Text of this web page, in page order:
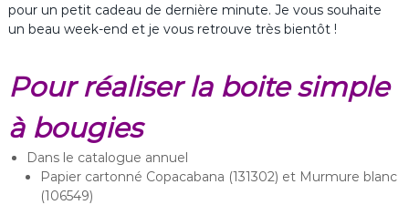
pour un petit cadeau de dernière minute. Je vous souhaite
un beau week-end et je vous retrouve très bientôt !
Pour réaliser la boite simple
à bougies
Dans le catalogue annuel
Papier cartonné Copacabana (131302) et Murmure blanc
(106549)